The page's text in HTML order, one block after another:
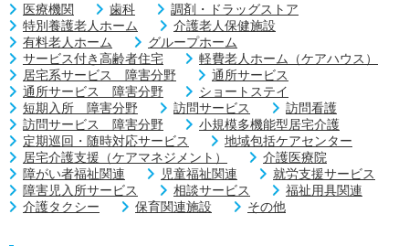
医療機関 歯科
調剤・ドラッグストア
特別養護老人ホーム
介護老人保健施設
有料老人ホーム
グループホーム
サービス付き高齢者住宅
軽費老人ホーム（ケアハウス）
居宅系サービス 障害分野
通所サービス
通所サービス 障害分野
ショートステイ
短期入所 障害分野
訪問サービス
訪問看護
訪問サービス 障害分野
小規模多機能型居宅介護
定期巡回・随時対応サービス
地域包括ケアセンター
居宅介護支援（ケアマネジメント）
介護医療院
障がい者福祉関連
児童福祉関連
就労支援サービス
障害児入所サービス
相談サービス
福祉用具関連
介護タクシー
保育関連施設 その他